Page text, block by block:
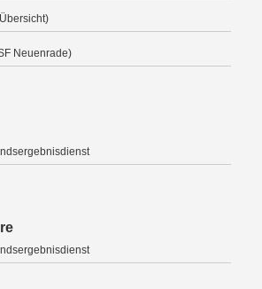
Neuenrade)